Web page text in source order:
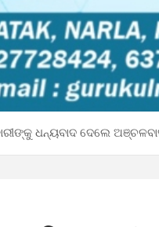
ଧନ୍ୟବାଦ ଦେଲେ